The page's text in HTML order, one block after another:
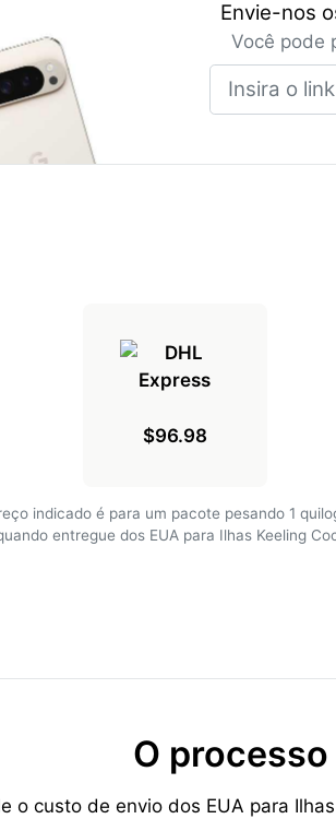
Envie-nos
Você pode
$96.98
indicado é para um pacote pesando 1
entregue dos EUA para Ilhas Keeling
O
o custo de envio dos EUA para